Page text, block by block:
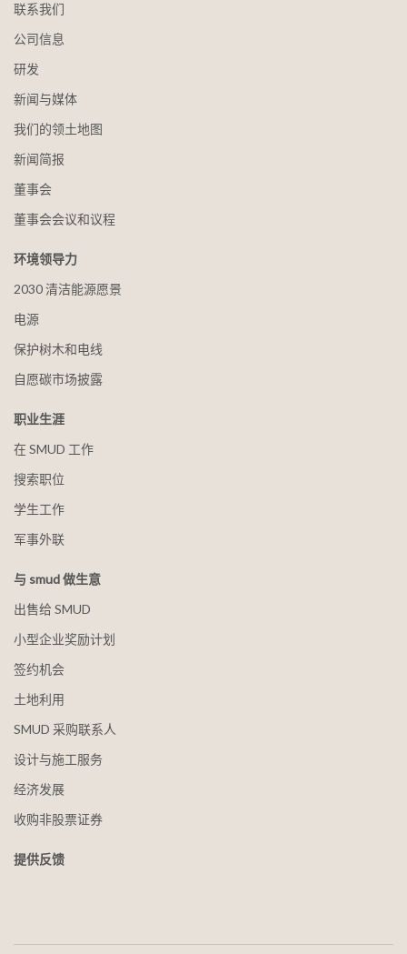
联系我们
公司信息
研发
新闻与媒体
我们的领土地图
新闻简报
董事会
董事会会议和议程
环境领导力
2030 清洁能源愿景
电源
保护树木和电线
自愿碳市场披露
职业生涯
在 SMUD 工作
搜索职位
学生工作
军事外联
与 smud 做生意
出售给 SMUD
小型企业奖励计划
签约机会
土地利用
SMUD 采购联系人
设计与施工服务
经济发展
收购非股票证券
提供反馈